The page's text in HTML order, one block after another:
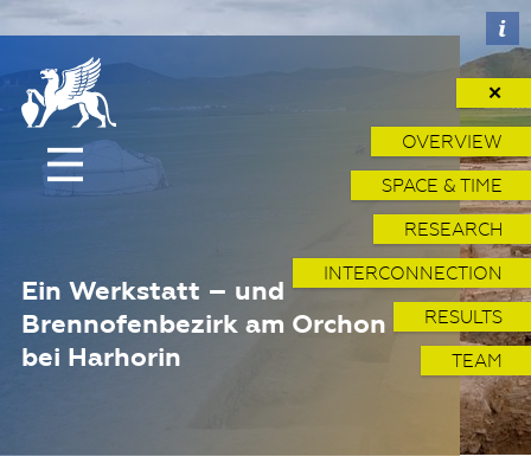
Ein Werkstatt – und
Brennofenbezirk am Orchon
bei Harhorin
✕
OVERVIEW
SPACE & TIME
RESEARCH
INTERCONNECTION
RESULTS
TEAM